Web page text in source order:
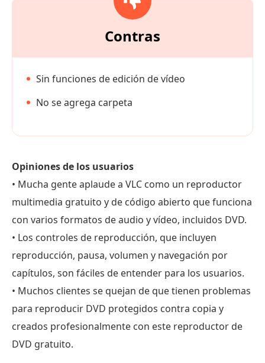
Contras
Sin funciones de edición de vídeo
No se agrega carpeta
Opiniones de los usuarios
• Mucha gente aplaude a VLC como un reproductor
multimedia gratuito y de código abierto que funciona
con varios formatos de audio y vídeo, incluidos DVD.
• Los controles de reproducción, que incluyen
reproducción, pausa, volumen y navegación por
capítulos, son fáciles de entender para los usuarios.
• Muchos clientes se quejan de que tienen problemas
para reproducir DVD protegidos contra copia y
creados profesionalmente con este reproductor de
DVD gratuito.